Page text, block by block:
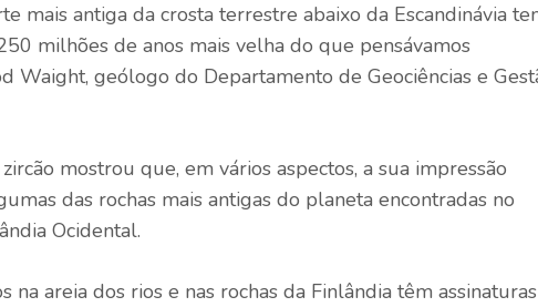
mais antiga da crosta terrestre abaixo da Escandinávia
milhões de anos mais velha do que pensávamos
Waight, geólogo do Departamento de Geociências e
mostrou que, em vários aspectos, a sua impressão
das rochas mais antigas do planeta encontradas no
Ocidental.
na areia dos rios e nas rochas da Finlândia têm assinaturas